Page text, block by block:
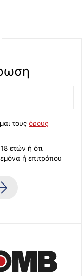
τους όρους
ετών ή ότι
ή επιτρόπου